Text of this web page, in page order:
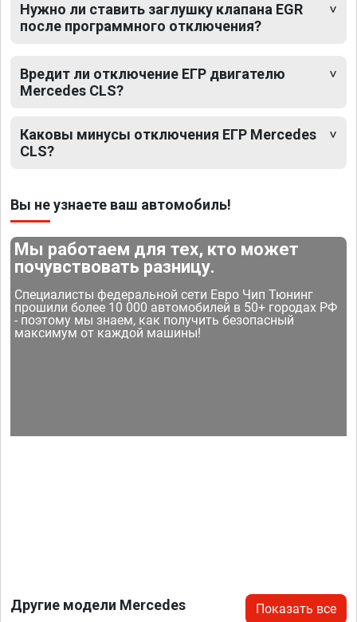
Нужно ли ставить заглушку клапана EGR
после программного отключения?
Вредит ли отключение ЕГР двигателю
Mercedes CLS?
Каковы минусы отключения ЕГР Mercedes
CLS?
Вы не узнаете ваш автомобиль!
Мы работаем для тех, кто может
почувствовать разницу.
Специалисты федеральной сети Евро Чип Тюнинг
прошили более 10 000 автомобилей в 50+ городах РФ
- поэтому мы знаем, как получить безопасный
максимум от каждой машины!
Другие модели Mercedes Показать все